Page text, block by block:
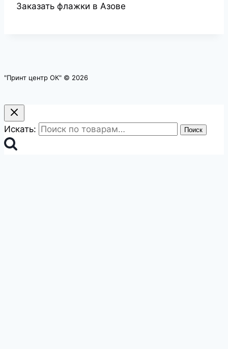
Заказать флажки в Азове
"Принт центр ОК" © 2026
Искать: Поиск